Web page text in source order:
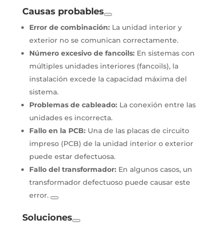
Causas probables
Error de combinación: La unidad interior y
exterior no se comunican correctamente.
Número excesivo de fancoils: En sistemas con
múltiples unidades interiores (fancoils), la
instalación excede la capacidad máxima del
sistema.
Problemas de cableado: La conexión entre las
unidades es incorrecta.
Fallo en la PCB: Una de las placas de circuito
impreso (PCB) de la unidad interior o exterior
puede estar defectuosa.
Fallo del transformador: En algunos casos, un
transformador defectuoso puede causar este
error.
Soluciones